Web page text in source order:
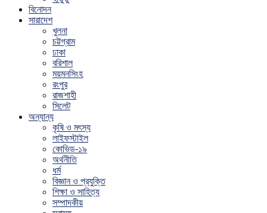
বিনোদন
সারাদেশ
খুলনা
চট্টগ্রাম
ঢাকা
বরিশাল
ময়মনসিংহ
রংপুর
রাজশাহী
সিলেট
অন্যান্য
কৃষি ও মৎস্য
লাইফস্টাইল
কোভিড-১৯
অর্থনীতি
ধর্ম
বিজ্ঞান ও প্রযুক্তি
শিক্ষা ও সাহিত্য
সম্পাদকীয়